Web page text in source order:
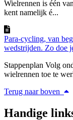
Wielrennen is één
kent namelijk é...
Para-cycling, van
wedstrijden. Zo doe
Stappenplan Volg
wielrennen toe te
Terug naar boven
Handige